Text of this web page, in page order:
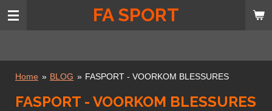
Ga
FA SPORT
Home » BLOG » FASPORT - VOORKOM BLESSURES
FASPORT - VOORKOM BLESSURES